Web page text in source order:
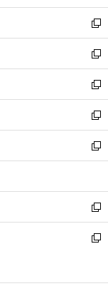
開
く
ウ
で
開
く
ン
ド
ウ
で
開
く
ウ
ィ
ン
ド
ウ
で
開
く
新
し
い
ウ
ィ
ン
ド
ウ
で
開
新
し
い
ウ
ィ
ン
ド
ウ
開
く
新
し
い
ウ
ィ
ン
ウ
で
開
く
新
し
い
ウ
ン
ド
ウ
で
新
し
ウ
ィ
ン
ド
開
新
し
い
ン
新
ウ